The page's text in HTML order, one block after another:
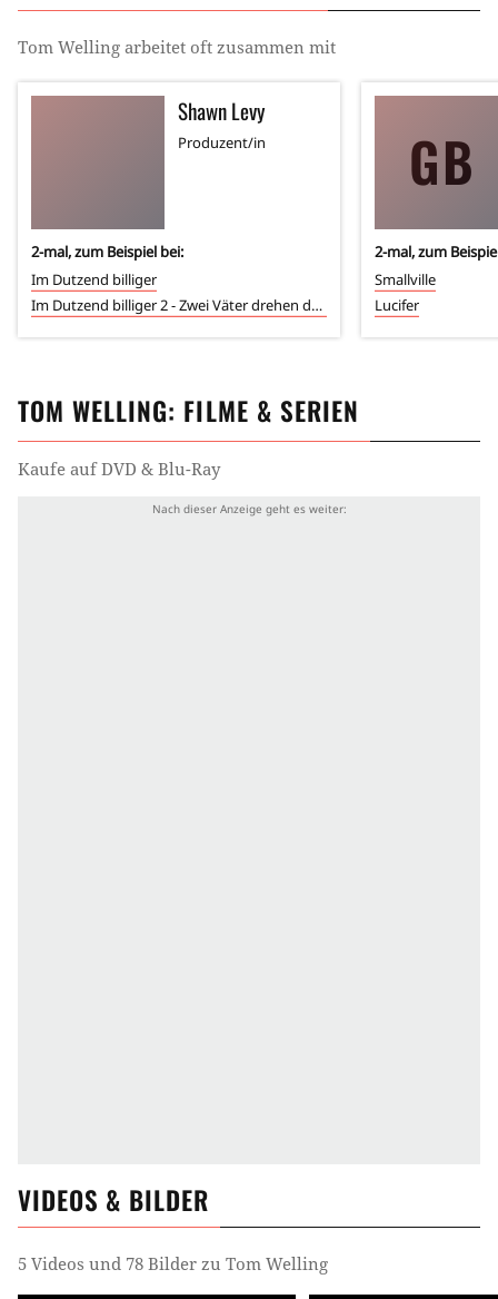
Tom Welling arbeitet oft zusammen mit
Shawn Levy
Produzent/in
2-mal, zum Beispiel bei:
Im Dutzend billiger
Im Dutzend billiger 2 - Zwei Väter drehen durch
GB
2-mal, zum
Smallville
Lucifer
TOM WELLING: FILME & SERIEN
Kaufe auf DVD & Blu-Ray
VIDEOS & BILDER
5 Videos und 78 Bilder zu Tom Welling